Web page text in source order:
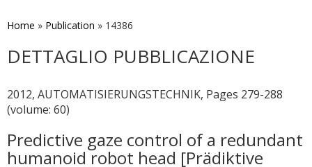
main
Home » Publication » 14386
DETTAGLIO PUBBLICAZIONE
2012, AUTOMATISIERUNGSTECHNIK, Pages 279-288
(volume: 60)
Predictive gaze control of a redundant
humanoid robot head [Prädiktive